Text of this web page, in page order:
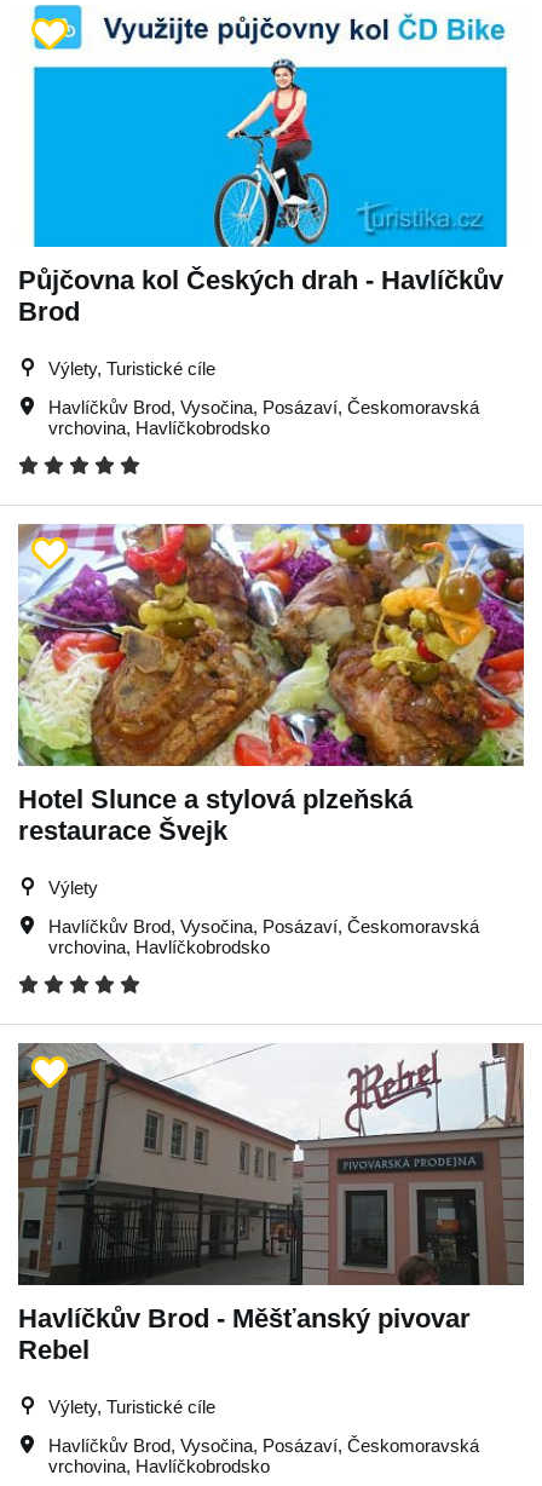
Půjčovna kol Českých drah - Havlíčkův
Brod
Výlety, Turistické cíle
Havlíčkův Brod, Vysočina, Posázaví, Českomoravská
vrchovina, Havlíčkobrodsko
Hotel Slunce a stylová plzeňská
restaurace Švejk
Výlety
Havlíčkův Brod, Vysočina, Posázaví, Českomoravská
vrchovina, Havlíčkobrodsko
Havlíčkův Brod - Měšťanský pivovar
Rebel
Výlety, Turistické cíle
Havlíčkův Brod, Vysočina, Posázaví, Českomoravská
vrchovina, Havlíčkobrodsko